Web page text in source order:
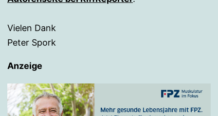
Vielen Dank
Peter Spork
Anzeige